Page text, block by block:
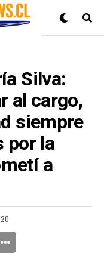
Silva:
al cargo,
siempre
por la
a